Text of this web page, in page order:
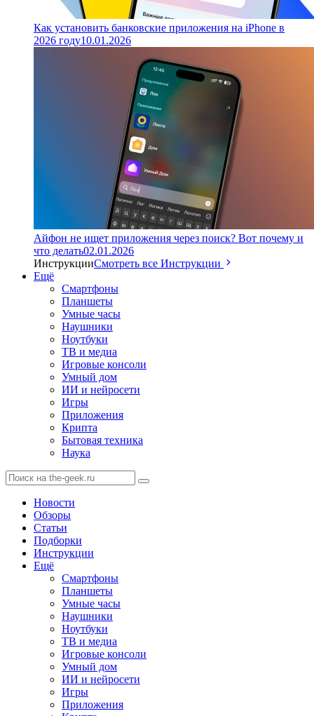
Как установить банковские приложения на iPhone в
2026 году10.01.2026
Айфон не ищет приложения через поиск? Вот почему и
что делать02.01.2026
ИнструкцииСмотреть все Инструкции
Ещё
Смартфоны
Планшеты
Умные часы
Наушники
Ноутбуки
ТВ и медиа
Игровые консоли
Умный дом
ИИ и нейросети
Игры
Приложения
Крипта
Бытовая техника
Наука
Новости
Обзоры
Статьи
Подборки
Инструкции
Ещё
Смартфоны
Планшеты
Умные часы
Наушники
Ноутбуки
ТВ и медиа
Игровые консоли
Умный дом
ИИ и нейросети
Игры
Приложения